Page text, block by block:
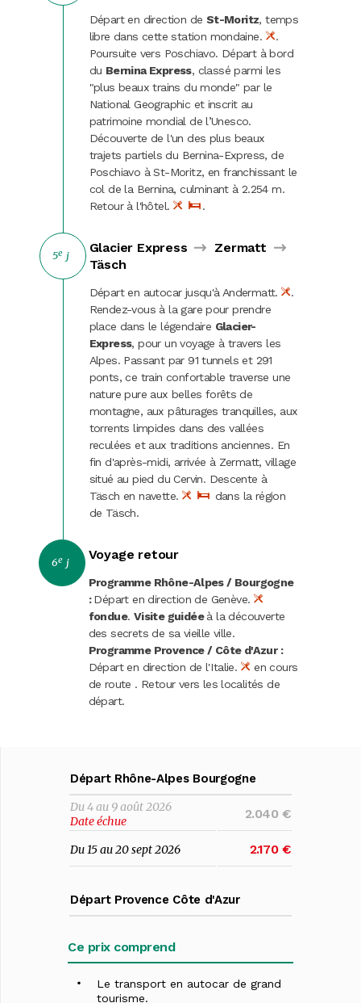
Départ en direction de St-Moritz, temps
libre dans cette station mondaine.
.
Poursuite vers Poschiavo. Départ à bord
du Bernina Express, classé parmi les
"plus beaux trains du monde" par le
National Geographic et inscrit au
patrimoine mondial de l’Unesco.
Découverte de l'un des plus beaux
trajets partiels du Bernina-Express, de
Poschiavo à St-Moritz, en franchissant le
col de la Bernina, culminant à 2.254 m.
Retour à l'hôtel.
.
5e j
Glacier Express
Zermatt
Täsch
Départ en autocar jusqu'à Andermatt.
.
Rendez-vous à la gare pour prendre
place dans le légendaire Glacier-
Express, pour un voyage à travers les
Alpes. Passant par 91 tunnels et 291
ponts, ce train confortable traverse une
nature pure aux belles forêts de
montagne, aux pâturages tranquilles, aux
torrents limpides dans des vallées
reculées et aux traditions anciennes. En
fin d'après-midi, arrivée à Zermatt, village
situé au pied du Cervin. Descente à
Täsch en navette.
dans la région
de Täsch.
6e j
Voyage retour
Programme Rhône-Alpes / Bourgogne
:Départ en direction de Genève.
fondue. Visite guidéeà la découverte
des secrets de sa vieille ville.
Programme Provence / Côte d'Azur :
Départ en direction de l'Italie.
en cours
de route . Retour vers les localités de
départ.
Départ Rhône-Alpes Bourgogne
Du 4 au 9 août 2026
Date échue
2.040 €
Du 15 au 20 sept 2026 2.170 €
Départ Provence Côte d'Azur
Ce prix comprend
Le transport en autocar de grand
tourisme.